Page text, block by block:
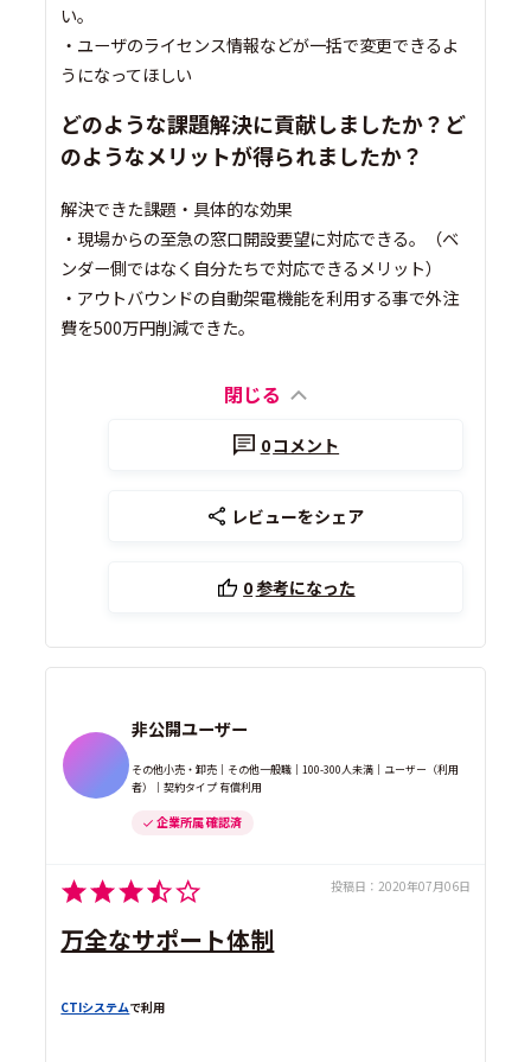
い。
・ユーザのライセンス情報などが一括で変更できるよ
うになってほしい
どのような課題解決に貢献しましたか？ど
のようなメリットが得られましたか？
解決できた課題・具体的な効果
・現場からの至急の窓口開設要望に対応できる。（ベ
ンダー側ではなく自分たちで対応できるメリット）
・アウトバウンドの自動架電機能を利用する事で外注
費を500万円削減できた。
閉じる
0コメント
レビューをシェア
0参考になった
非公開ユーザー
その他小売・卸売｜その他一般職｜100-300人未満｜ユーザー（利用
者）｜契約タイプ 有償利用
企業所属 確認済
投稿日： 2020年07月06日
万全なサポート体制
CTIシステムで利用